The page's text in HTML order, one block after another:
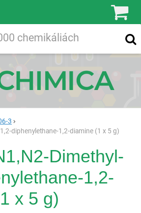
3
diphenylethane-1,2-diamine (1 x 5 g)
Dimethyl-
1,2-
x 5 g)